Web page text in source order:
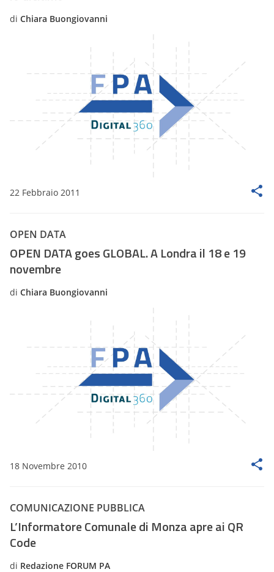
di Chiara Buongiovanni
22 Febbraio 2011
OPEN DATA
OPEN DATA goes GLOBAL. A Londra il 18 e 19
novembre
di Chiara Buongiovanni
18 Novembre 2010
COMUNICAZIONE PUBBLICA
L’Informatore Comunale di Monza apre ai QR
Code
di Redazione FORUM PA